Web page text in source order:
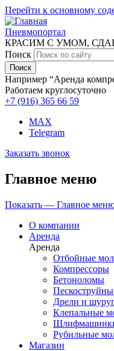
Перейти к основному
Пневмопортал
КРАСИМ С УМОМ,
Поиск
Например “Аренда
Работаем круглосуточно
+7 (916) 365 66 59
MAX
Telegram
Заказать звонок
Главное меню
Показать — Главное
О компании
Аренда
Аренда
Отбойные
Компрессоры
Бетоноломы
Дрели и
Клепальные
Рубильные
Магазин